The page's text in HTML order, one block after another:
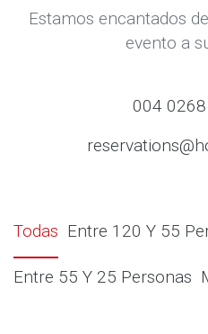
Estamos encantados
evento a
004
Todas Entre 120 Y 55
Entre 55 Y 25 Personas